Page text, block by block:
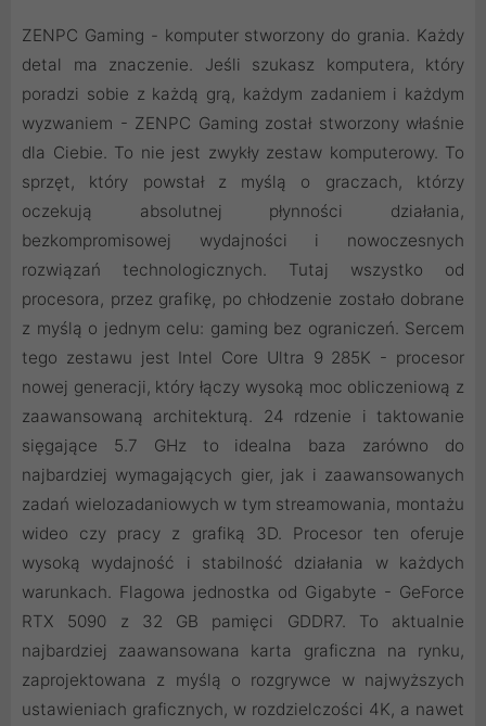
ZENPC Gaming - komputer stworzony do grania. Każdy
detal ma znaczenie. Jeśli szukasz komputera, który
poradzi sobie z każdą grą, każdym zadaniem i każdym
wyzwaniem - ZENPC Gaming został stworzony właśnie
dla Ciebie. To nie jest zwykły zestaw komputerowy. To
sprzęt, który powstał z myślą o graczach, którzy
oczekują absolutnej płynności działania,
bezkompromisowej wydajności i nowoczesnych
rozwiązań technologicznych. Tutaj wszystko od
procesora, przez grafikę, po chłodzenie zostało dobrane
z myślą o jednym celu: gaming bez ograniczeń. Sercem
tego zestawu jest Intel Core Ultra 9 285K - procesor
nowej generacji, który łączy wysoką moc obliczeniową z
zaawansowaną architekturą. 24 rdzenie i taktowanie
sięgające 5.7 GHz to idealna baza zarówno do
najbardziej wymagających gier, jak i zaawansowanych
zadań wielozadaniowych w tym streamowania, montażu
wideo czy pracy z grafiką 3D. Procesor ten oferuje
wysoką wydajność i stabilność działania w każdych
warunkach. Flagowa jednostka od Gigabyte - GeForce
RTX 5090 z 32 GB pamięci GDDR7. To aktualnie
najbardziej zaawansowana karta graficzna na rynku,
zaprojektowana z myślą o rozgrywce w najwyższych
ustawieniach graficznych, w rozdzielczości 4K, a nawet